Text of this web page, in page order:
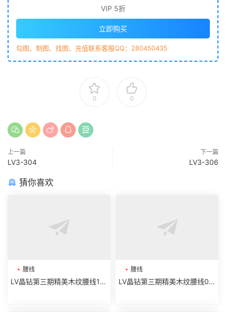
VIP 5折
立即购买
勾图、制图、找图、充值联系客服QQ：280450435
0 0
上一篇
LV3-304
下一篇
LV3-306
猜你喜欢
腰线
LV晶钻第三期精美木纹腰线19-
腰线
LV晶钻第三期精美木纹腰线07